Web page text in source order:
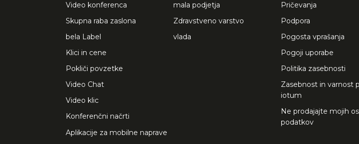
Video konferenca
Skupna raba zaslona
bela Label
Klici in cene
Pokliči povzetke
Video Chat
Video klic
Konferenčni načrti
Aplikacije za mobilne naprave
mala podjetja
Zdravstveno varstvo
vlada
Pričevanja
Podpora
Pogosta vprašanja
Pogoji uporabe
Politika zasebnosti
Zasebnost in varnost
iotum
Ne prodajajte mojih
podatkov